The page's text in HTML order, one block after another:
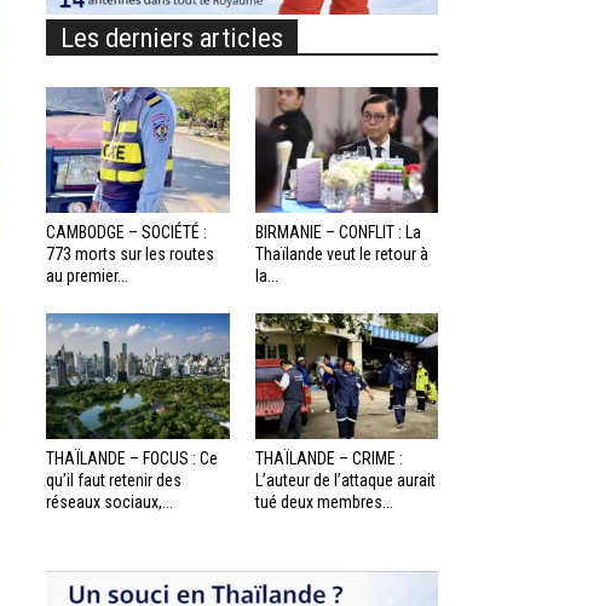
Les derniers articles
CAMBODGE – SOCIÉTÉ :
773 morts sur les routes
au premier...
BIRMANIE – CONFLIT : La
Thaïlande veut le retour à
la...
THAÏLANDE – FOCUS : Ce
qu’il faut retenir des
réseaux sociaux,...
THAÏLANDE – CRIME :
L’auteur de l’attaque aurait
tué deux membres...